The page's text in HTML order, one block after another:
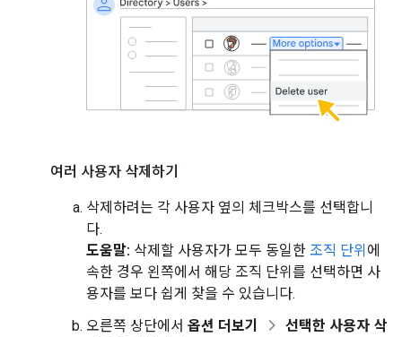
여러 사용자 삭제하기
삭제하려는 각 사용자 옆의 체크박스를 선택합니
다.
도움말: 삭제할 사용자가 모두 동일한 조직 단위 에
속한 경우 왼쪽에서 해당 조직 단위를 선택하면 사
용자를 보다 쉽게 찾을 수 있습니다.
오른쪽 상단에서 옵션 더보기
선택한 사용자 삭